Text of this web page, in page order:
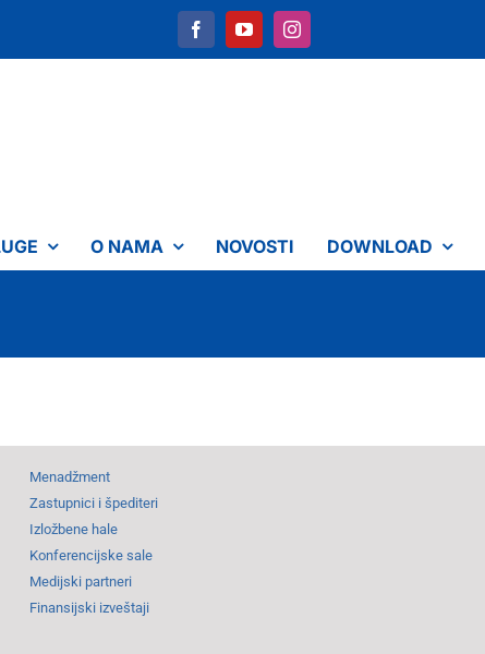
O NAMA NOVOSTI DOWNLOAD
Menadžment
Zastupnici i špediteri
Izložbene hale
Konferencijske sale
Medijski partneri
Finansijski izveštaji